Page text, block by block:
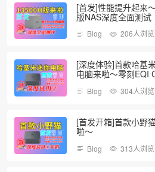
[首发]性能提升起来
版NAS深度全面测试
Blog 206人浏览
[深度体验]首款哈基
电脑来啦～零刻EQI
Blog 304人浏览
[首发开箱]首款小野
啦～
Blog 313人浏览